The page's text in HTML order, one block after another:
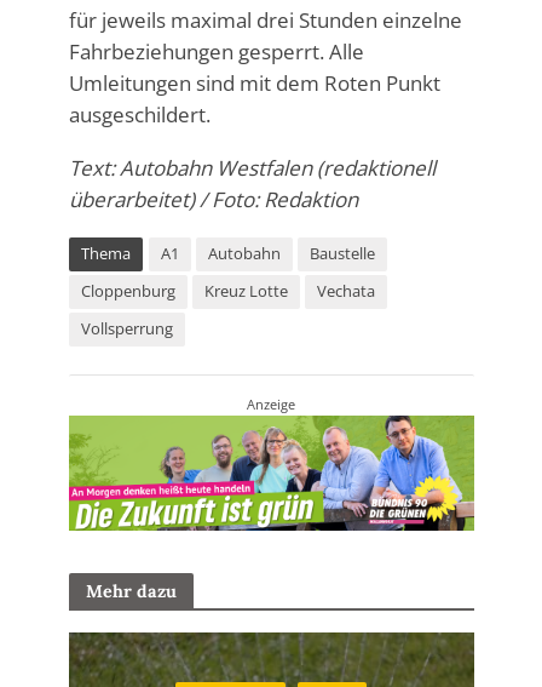
für jeweils maximal drei Stunden einzelne
Fahrbeziehungen gesperrt. Alle
Umleitungen sind mit dem Roten Punkt
ausgeschildert.
Text: Autobahn Westfalen (redaktionell
überarbeitet) / Foto: Redaktion
Thema A1 Autobahn
Baustelle
Cloppenburg
Kreuz Lotte
Vechata
Vollsperrung
Anzeige
Mehr dazu